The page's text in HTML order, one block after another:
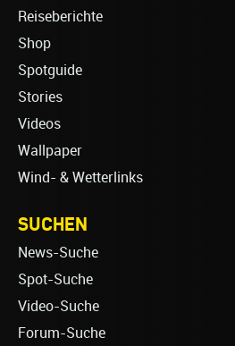
Reiseberichte
Shop
Spotguide
Stories
Videos
Wallpaper
Wind- & Wetterlinks
SUCHEN
News-Suche
Spot-Suche
Video-Suche
Forum-Suche